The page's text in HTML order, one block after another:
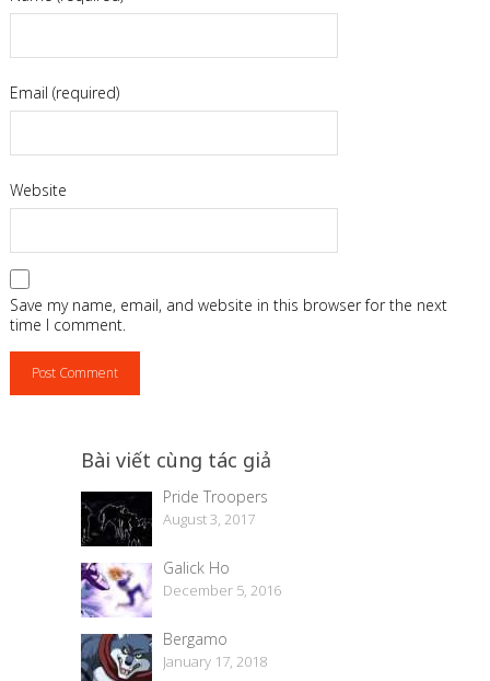
Email (required)
Website
Save my name, email, and website in this browser for the next
time I comment.
Bài viết cùng tác giả
Pride Troopers
August 3, 2017
Galick Ho
December 5, 2016
Bergamo
January 17, 2018